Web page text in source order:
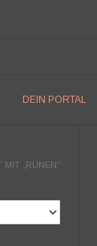
DEIN PORTAL
MIT „RUNEN“